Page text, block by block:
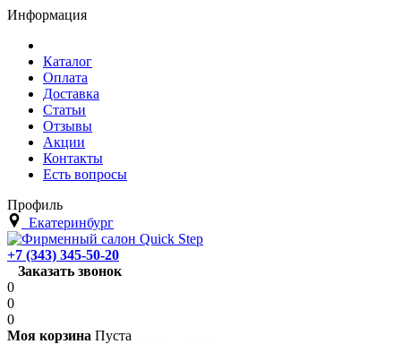
Информация
Каталог
Оплата
Доставка
Статьи
Отзывы
Акции
Контакты
Есть вопросы
Профиль
Екатеринбург
+7 (343) 345-50-20
Заказать звонок
0
0
0
Моя корзина Пуста